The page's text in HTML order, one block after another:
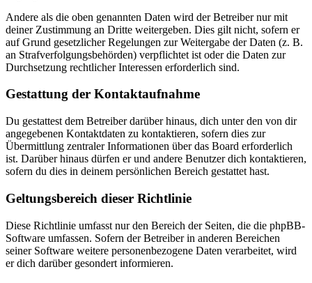
Andere als die oben genannten Daten wird der Betreiber nur mit
deiner Zustimmung an Dritte weitergeben. Dies gilt nicht, sofern er
auf Grund gesetzlicher Regelungen zur Weitergabe der Daten (z. B.
an Strafverfolgungsbehörden) verpflichtet ist oder die Daten zur
Durchsetzung rechtlicher Interessen erforderlich sind.
Gestattung der Kontaktaufnahme
Du gestattest dem Betreiber darüber hinaus, dich unter den von dir
angegebenen Kontaktdaten zu kontaktieren, sofern dies zur
Übermittlung zentraler Informationen über das Board erforderlich
ist. Darüber hinaus dürfen er und andere Benutzer dich kontaktieren,
sofern du dies in deinem persönlichen Bereich gestattet hast.
Geltungsbereich dieser Richtlinie
Diese Richtlinie umfasst nur den Bereich der Seiten, die die phpBB-
Software umfassen. Sofern der Betreiber in anderen Bereichen
seiner Software weitere personenbezogene Daten verarbeitet, wird
er dich darüber gesondert informieren.